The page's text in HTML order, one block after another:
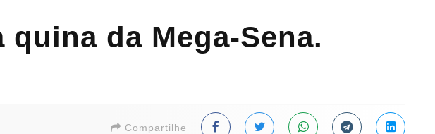
da Mega-Sena.
Compartilhe